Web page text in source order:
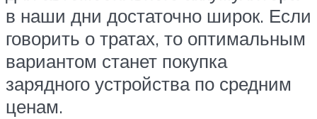
в наши дни достаточно широк. Если
говорить о тратах, то оптимальным
вариантом станет покупка
зарядного устройства по средним
ценам.